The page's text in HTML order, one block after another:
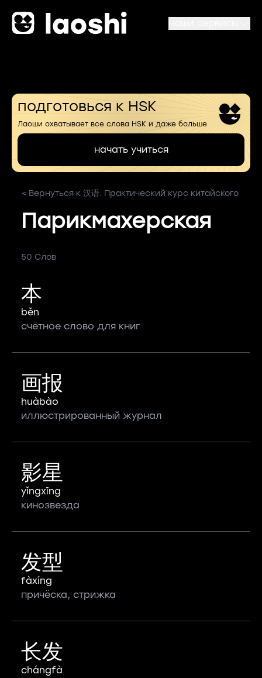
подготовься к HSK
Лаоши охватывает все слова HSK и даже больше
начать учиться
< Вернуться к 汉语. Практический курс китайского
Парикмахерская
50 Слов
本
běn
счётное слово для книг
画报
huàbào
иллюстрированный журнал
影星
yǐngxīng
кинозвезда
发型
fàxíng
причёска, стрижка
长发
chángfà